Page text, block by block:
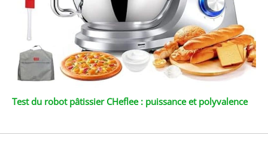
Test du robot pâtissier CHeflee : puissance et polyvalence